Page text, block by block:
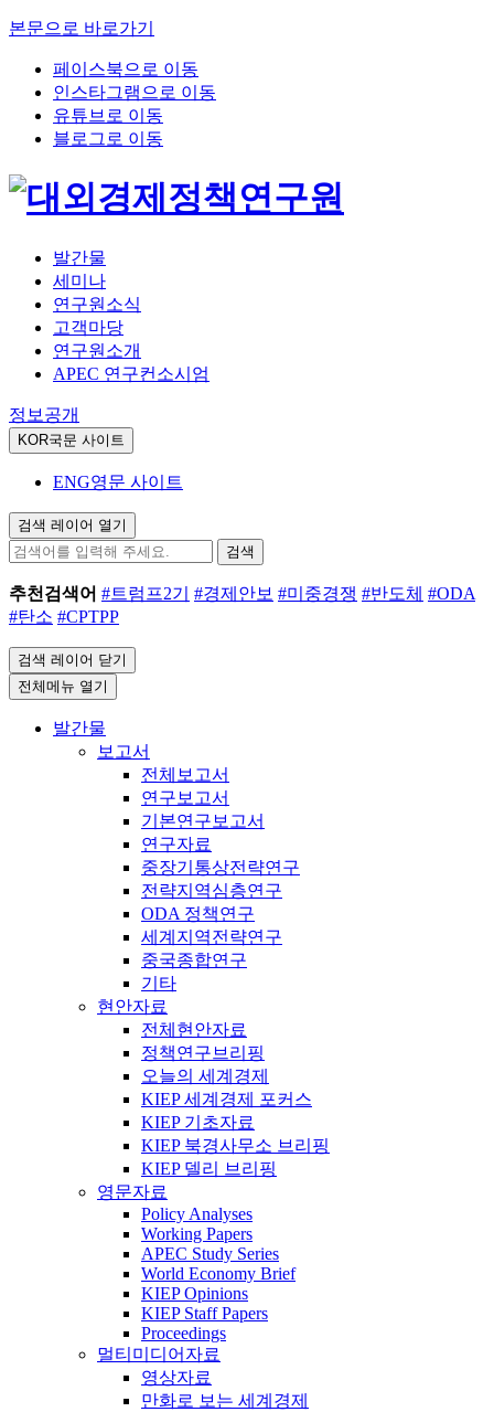
본문으로 바로가기
페이스북으로 이동
인스타그램으로 이동
유튜브로 이동
블로그로 이동
발간물
세미나
연구원소식
고객마당
연구원소개
APEC 연구컨소시엄
정보공개
KOR국문 사이트
ENG영문 사이트
검색 레이어 열기
검색
추천검색어 #트럼프2기 #경제안보 #미중경쟁 #반도체 #ODA
#탄소 #CPTPP
검색 레이어 닫기
전체메뉴 열기
발간물
보고서
전체보고서
연구보고서
기본연구보고서
연구자료
중장기통상전략연구
전략지역심층연구
ODA 정책연구
세계지역전략연구
중국종합연구
기타
현안자료
전체현안자료
정책연구브리핑
오늘의 세계경제
KIEP 세계경제 포커스
KIEP 기초자료
KIEP 북경사무소 브리핑
KIEP 델리 브리핑
영문자료
Policy Analyses
Working Papers
APEC Study Series
World Economy Brief
KIEP Opinions
KIEP Staff Papers
Proceedings
멀티미디어자료
영상자료
만화로 보는 세계경제